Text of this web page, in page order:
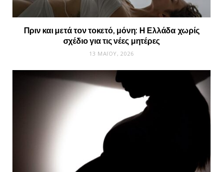
Πριν και μετά τον τοκετό, μόνη: Η Ελλάδα χωρίς
σχέδιο για τις νέες μητέρες
13 ΜΑΪ́ΟΥ, 2026